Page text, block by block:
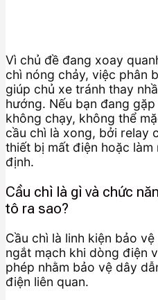
Vì chủ đề đang xoay
chì nóng chảy, việc phân
giúp chủ xe tránh thay
hướng. Nếu bạn đang
không chạy, không thể
cầu chì là xong, bởi relay
thiết bị mất điện hoặc
định.
Cầu chì là gì và chức
tô ra sao?
Cầu chì là linh kiện bảo
ngắt mạch khi dòng điện
phép nhằm bảo vệ dây
điện liên quan.